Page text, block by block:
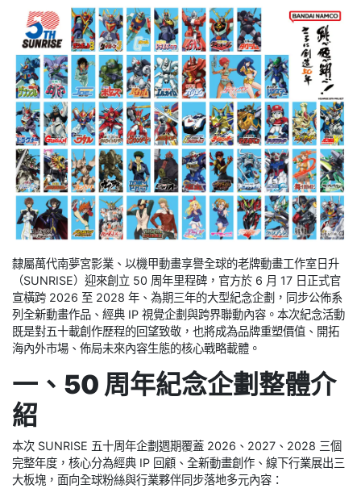
隸屬萬代南夢宮影業、以機甲動畫享譽全球的老牌動畫工作室日升
（SUNRISE）迎來創立 50 周年里程碑，官方於 6 月 17 日正式官
宣橫跨 2026 至 2028 年、為期三年的大型紀念企劃，同步公佈系
列全新動畫作品、經典 IP 視覺企劃與跨界聯動內容。本次紀念活動
既是對五十載創作歷程的回望致敬，也將成為品牌重塑價值、開拓
海內外市場、佈局未來內容生態的核心戰略載體。
一、50 周年紀念企劃整體介
紹
本次 SUNRISE 五十周年企劃週期覆蓋 2026、2027、2028 三個
完整年度，核心分為經典 IP 回顧、全新動畫創作、線下行業展出三
大板塊，面向全球粉絲與行業夥伴同步落地多元內容：